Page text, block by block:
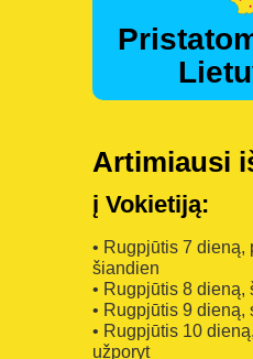
Artimiausi
į Vokietiją:
• Rugpjūtis 7 dieną,
šiandien
• Rugpjūtis 8 dieną,
• Rugpjūtis 9 dieną,
• Rugpjūtis 10
užporyt